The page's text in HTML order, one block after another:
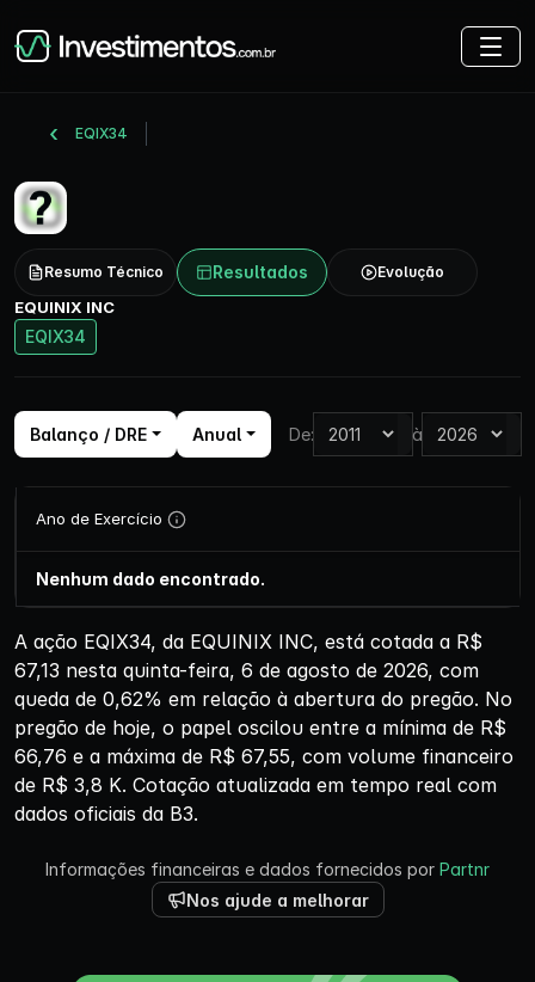
EQIX34
Resumo Técnico Resultados Evolução
EQUINIX INC
EQIX34
Balanço / DRE Anual De: à
Ano de Exercício
Nenhum dado encontrado.
A ação EQIX34, da EQUINIX INC, está cotada a R$
67,13 nesta quinta-feira, 6 de agosto de 2026, com
queda de 0,62% em relação à abertura do pregão. No
pregão de hoje, o papel oscilou entre a mínima de R$
66,76 e a máxima de R$ 67,55, com volume financeiro
de R$ 3,8 K. Cotação atualizada em tempo real com
dados oficiais da B3.
Informações financeiras e dados fornecidos por Partnr
Nos ajude a melhorar